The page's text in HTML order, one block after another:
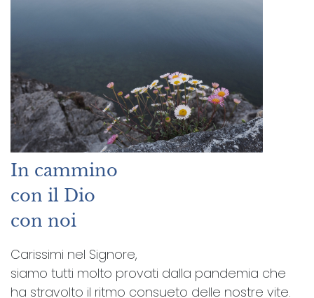
In cammino
con il Dio
con noi
Carissimi nel Signore,
siamo tutti molto provati dalla pandemia che
ha stravolto il ritmo consueto delle nostre vite.